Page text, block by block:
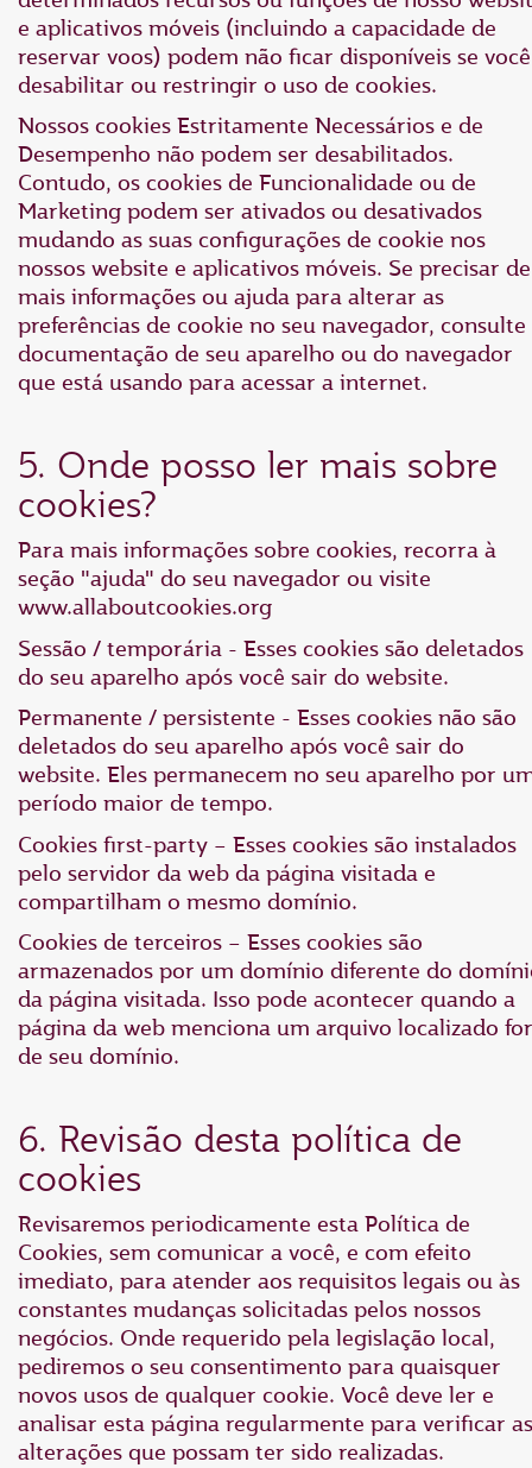
e aplicativos móveis (incluindo a capacidade de
reservar voos) podem não ficar disponíveis se você
desabilitar ou restringir o uso de cookies.
Nossos cookies Estritamente Necessários e de
Desempenho não podem ser desabilitados.
Contudo, os cookies de Funcionalidade ou de
Marketing podem ser ativados ou desativados
mudando as suas configurações de cookie nos
nossos website e aplicativos móveis. Se precisar de
mais informações ou ajuda para alterar as
preferências de cookie no seu navegador, consulte
documentação de seu aparelho ou do navegador
que está usando para acessar a internet.
5. Onde posso ler mais sobre
cookies?
Para mais informações sobre cookies, recorra à
seção "ajuda" do seu navegador ou visite
www.allaboutcookies.org
Sessão / temporária - Esses cookies são deletados
do seu aparelho após você sair do website.
Permanente / persistente - Esses cookies não são
deletados do seu aparelho após você sair do
website. Eles permanecem no seu aparelho por
período maior de tempo.
Cookies first-party – Esses cookies são instalados
pelo servidor da web da página visitada e
compartilham o mesmo domínio.
Cookies de terceiros – Esses cookies são
armazenados por um domínio diferente do
da página visitada. Isso pode acontecer quando a
página da web menciona um arquivo localizado
de seu domínio.
6. Revisão desta política de
cookies
Revisaremos periodicamente esta Política de
Cookies, sem comunicar a você, e com efeito
imediato, para atender aos requisitos legais ou às
constantes mudanças solicitadas pelos nossos
negócios. Onde requerido pela legislação local,
pediremos o seu consentimento para quaisquer
novos usos de qualquer cookie. Você deve ler e
analisar esta página regularmente para verificar as
alterações que possam ter sido realizadas.